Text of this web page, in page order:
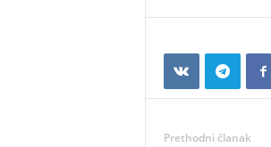
Prethodni članak